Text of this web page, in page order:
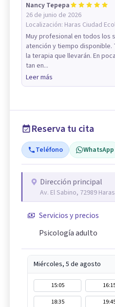
Nancy Tepepa
26 de junio de 2026
Localización: Haras Ciudad
Muy profesional en todos los
atención y tiempo
la terapia que llevarán. En
tan en...
Leer más
Reserva tu cita
Teléfono WhatsApp
Dirección principal
Av. El Sabino, 72989
Servicios y precios
Psicología adulto
Miércoles, 5 de agosto
15:05
18:35